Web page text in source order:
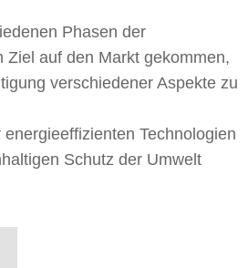
Phasen der
auf den Markt gekommen,
verschiedener Aspekte zu
Technologien
Schutz der Umwelt